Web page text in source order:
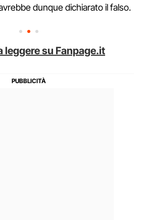
dunque dichiarato il falso.
leggere su Fanpage.it